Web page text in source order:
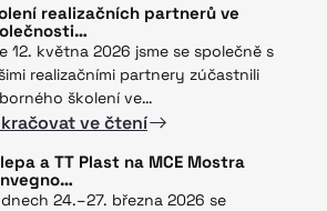
realizačních partnerů ve
12. května 2026 jsme se společně s
realizačními partnery zúčastnili
školení ve…
ve čtení
a TT Plast na MCE Mostra
dnech 24.–27. března 2026 se